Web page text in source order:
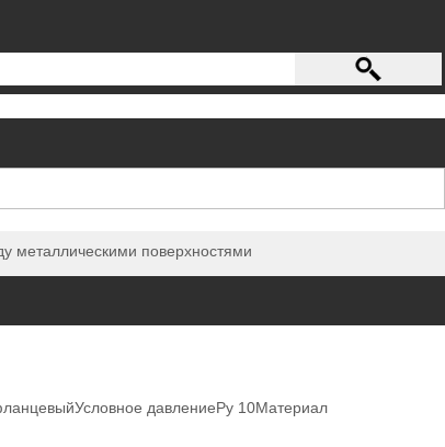
металлическими поверхностями
давлениеРу 10Материал